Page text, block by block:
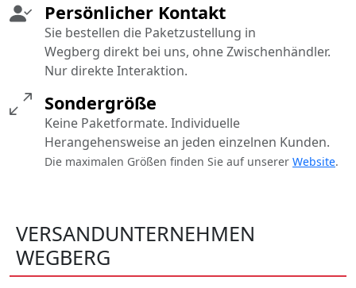
Persönlicher Kontakt
Sie bestellen die Paketzustellung in
Wegberg direkt bei uns, ohne Zwischenhändler.
Nur direkte Interaktion.
Sondergröße
Keine Paketformate. Individuelle
Herangehensweise an jeden einzelnen Kunden.
Die maximalen Größen finden Sie auf unserer Website.
VERSANDUNTERNEHMEN
WEGBERG